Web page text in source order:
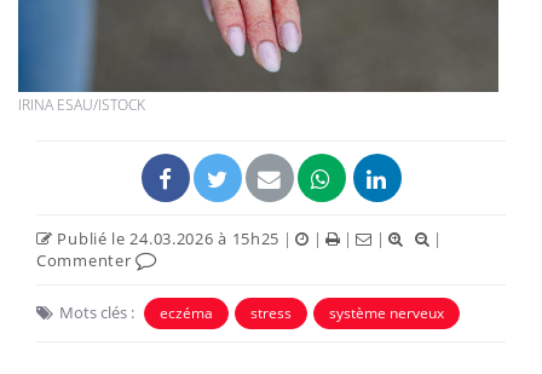
IRINA ESAU/ISTOCK
Publié le 24.03.2026 à 15h25 | | | |
|
Commenter
Mots clés : eczéma stress système nerveux